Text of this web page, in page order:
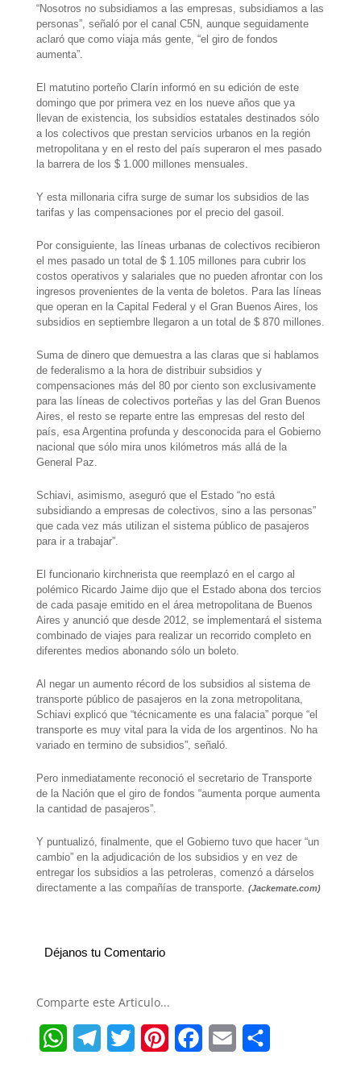
“Nosotros no subsidiamos a las empresas, subsidiamos a las
personas”, señaló por el canal C5N, aunque seguidamente
aclaró que como viaja más gente, “el giro de fondos
aumenta”.
El matutino porteño Claríninformó en su edición de este
domingo que por primera vez en los nueve años que ya
llevan de existencia, los subsidios estatales destinados sólo
a los colectivos que prestan servicios urbanos en la región
metropolitana y en el resto del país superaron el mes pasado
la barrera de los $ 1.000 millones mensuales.
Y esta millonaria cifra surge de sumar los subsidios de las
tarifas y las compensaciones por el precio del gasoil.
Por consiguiente, las líneas urbanas de colectivos recibieron
el mes pasado un total de $ 1.105 millones para cubrir los
costos operativos y salariales que no pueden afrontarcon los
ingresos provenientes de la venta de boletos. Para las líneas
que operan en la Capital Federal y el Gran Buenos Aires, los
subsidios en septiembre llegaron a un total de $ 870 millones.
Suma de dinero que demuestra a las claras que si hablamos
de federalismo a la hora de distribuir subsidios y
compensaciones más del 80 por ciento son exclusivamente
para las líneas de colectivos porteñas y las del Gran Buenos
Aires, el resto se reparte entre las empresas del resto del
país, esa Argentina profunda y desconocida para el Gobierno
nacional que sólo mira unos kilómetros más allá de la
General Paz.
Schiavi, asimismo, aseguró que el Estado “no está
subsidiando a empresas de colectivos, sino a las personas”
que cada vez más utilizan el sistema público de pasajeros
para ir a trabajar”.
El funcionario kirchnerista que reemplazó en el cargo al
polémico Ricardo Jaime dijo que el Estado abona dos tercios
de cada pasaje emitidoen el área metropolitana de Buenos
Aires y anunció que desde 2012, se implementará el sistema
combinado de viajes para realizar un recorrido completo en
diferentes medios abonando sólo un boleto.
Al negar un aumento récord de los subsidios al sistema de
transporte público de pasajeros en la zona metropolitana,
Schiavi explicó que “técnicamente es una falacia” porque “el
transporte es muy vital para la vida de los argentinos. No ha
variado en termino de subsidios”, señaló.
Pero inmediatamente reconoció el secretario de Transporte
de la Nación que el giro de fondos “aumenta porque aumenta
la cantidad de pasajeros”.
Y puntualizó, finalmente, que el Gobierno tuvo que hacer “un
cambio” en la adjudicación de los subsidios y en vez de
entregar los subsidios a las petroleras, comenzó a dárselos
directamente a las compañías de transporte. (Jackemate.com)
Déjanos tu Comentario
Comparte este Articulo...
W